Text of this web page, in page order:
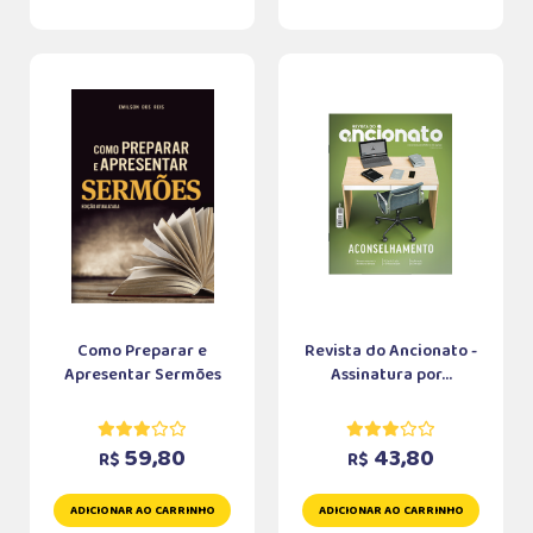
Como Preparar e
Apresentar Sermões
R$ 59,80
ADICIONAR AO CARRINHO
Revista do Ancionato -
Assinatura por...
R$ 43,80
ADICIONAR AO CARRINHO